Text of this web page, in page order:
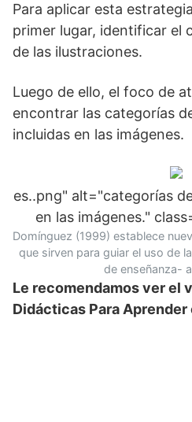
Para aplicar esta
primer lugar, identificar el
de las ilustraciones.
Luego de ello, el foco de
encontrar las categorías
incluidas en las imágenes.
es..png" alt="categorías
en las imágenes."
Domínguez (1999) establece
que sirven para guiar el uso de
de enseñanza-
Le recomendamos ver el
Didácticas Para Aprender